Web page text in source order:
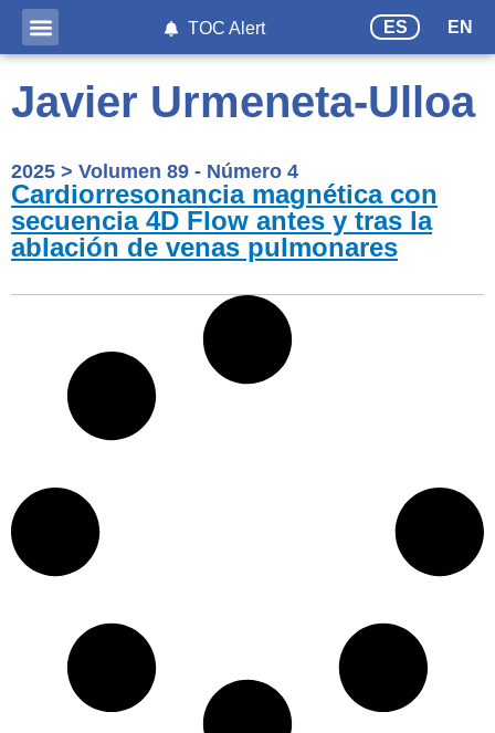
ES EN
TOC Alert
Javier Urmeneta-Ulloa
2025 > Volumen 89 - Número 4
Cardiorresonancia magnética con
secuencia 4D Flow antes y tras la
ablación de venas pulmonares